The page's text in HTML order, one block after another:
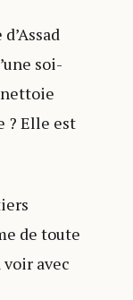
soi-
? Elle est
de toute
avec